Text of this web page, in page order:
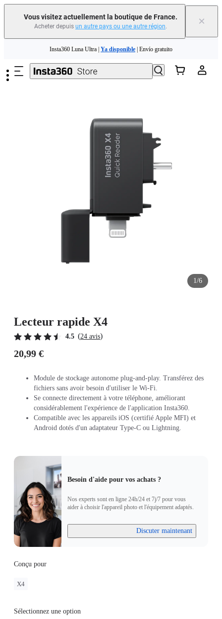
Vous visitez actuellement la boutique de France.
Acheter depuis un autre pays ou une autre région. ×
Insta360 Luna Ultra | Ya disponible | Envío gratuito
Échangez votre ancien appareil et recevez de l'argent pour votre nouvel achat.｜
En savoir plus
Insta360 Luna Ultra |Ya disponible| Envío gratuito
1/6
Lecteur rapide X4
4.5 (24 avis)
20,99 €
Module de stockage autonome plug-and-play. Transférez des
fichiers sans avoir besoin d'utiliser le Wi-Fi.
Se connecte directement à votre téléphone, améliorant
considérablement l'expérience de l'application Insta360.
Compatible avec les appareils iOS (certifié Apple MFI) et
Android dotés d'un adaptateur Type-C ou Lightning.
Besoin d'aide pour vos achats ?
Nos experts sont en ligne 24h/24 et 7j/7 pour vous
aider à choisir l'appareil photo et l'équipement adaptés.
Discuter maintenant
Conçu pour
X4
Sélectionnez une option